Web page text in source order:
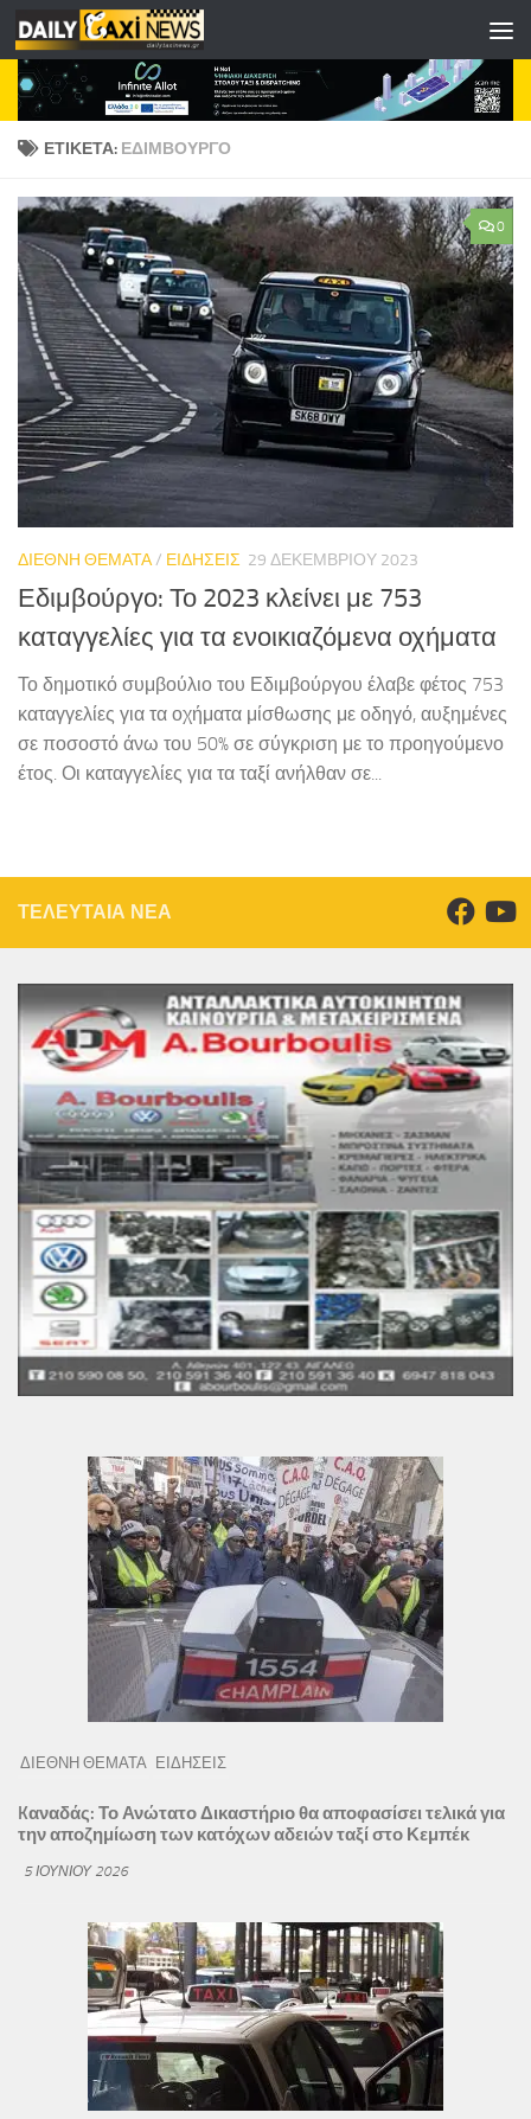
Skip to content
ΕΤΙΚΈΤΑ: ΕΔΙΜΒΟΎΡΓΟ
0
ΔΙΕΘΝΗ ΘΕΜΑΤΑ/ ΕΙΔΗΣΕΙΣ 29 ΔΕΚΕΜΒΡΊΟΥ 2023
Εδιμβούργο: Το 2023 κλείνει με 753
καταγγελίες για τα ενοικιαζόμενα οχήματα
Το δημοτικό συμβούλιο του Εδιμβούργου έλαβε φέτος 753
καταγγελίες για τα οχήματα μίσθωσης με οδηγό, αυξημένες
σε ποσοστό άνω του 50% σε σύγκριση με το προηγούμενο
έτος. Οι καταγγελίες για τα ταξί ανήλθαν σε...
ΤΕΛΕΥΤΑΙΑ ΝΕΑ
ΔΙΕΘΝΗ ΘΕΜΑΤΑ ΕΙΔΗΣΕΙΣ
Kαναδάς: Το Ανώτατο Δικαστήριο θα αποφασίσει τελικά για
την αποζημίωση των κατόχων αδειών ταξί στο Κεμπέκ
5 ΙΟΥΝΊΟΥ 2026